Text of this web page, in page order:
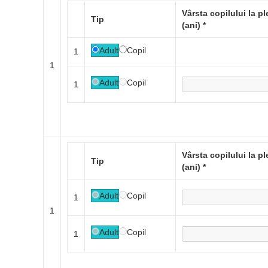
1
Tip
Vârsta copilului la
(ani) *
1 Adult Copil
1 Adult Copil
1
Tip
Vârsta copilului la
(ani) *
1 Adult Copil
1 Adult Copil